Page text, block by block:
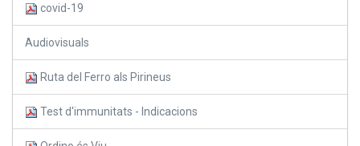
covid-19
Audiovisuals
Ruta del Ferro als Pirineus
Test d'immunitats - Indicacions